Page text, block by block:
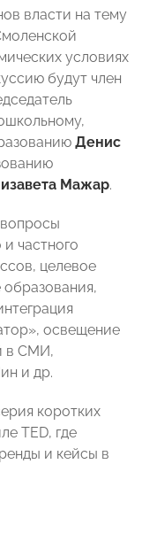
власти на тему
условиях
будут член
Денис
Мажар.
частного
целевое
освещение
в СМИ,
и др.
коротких
TED, где
и кейсы в